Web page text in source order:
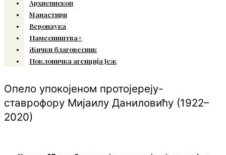
Архиепископ
Манастири
Веронаука
Намесништва+
Жички благовесник
Поклоничка агенција Јеж
Опело упокојеном протојереју-
ставрофору Мијаилу Даниловићу (1922–
2020)